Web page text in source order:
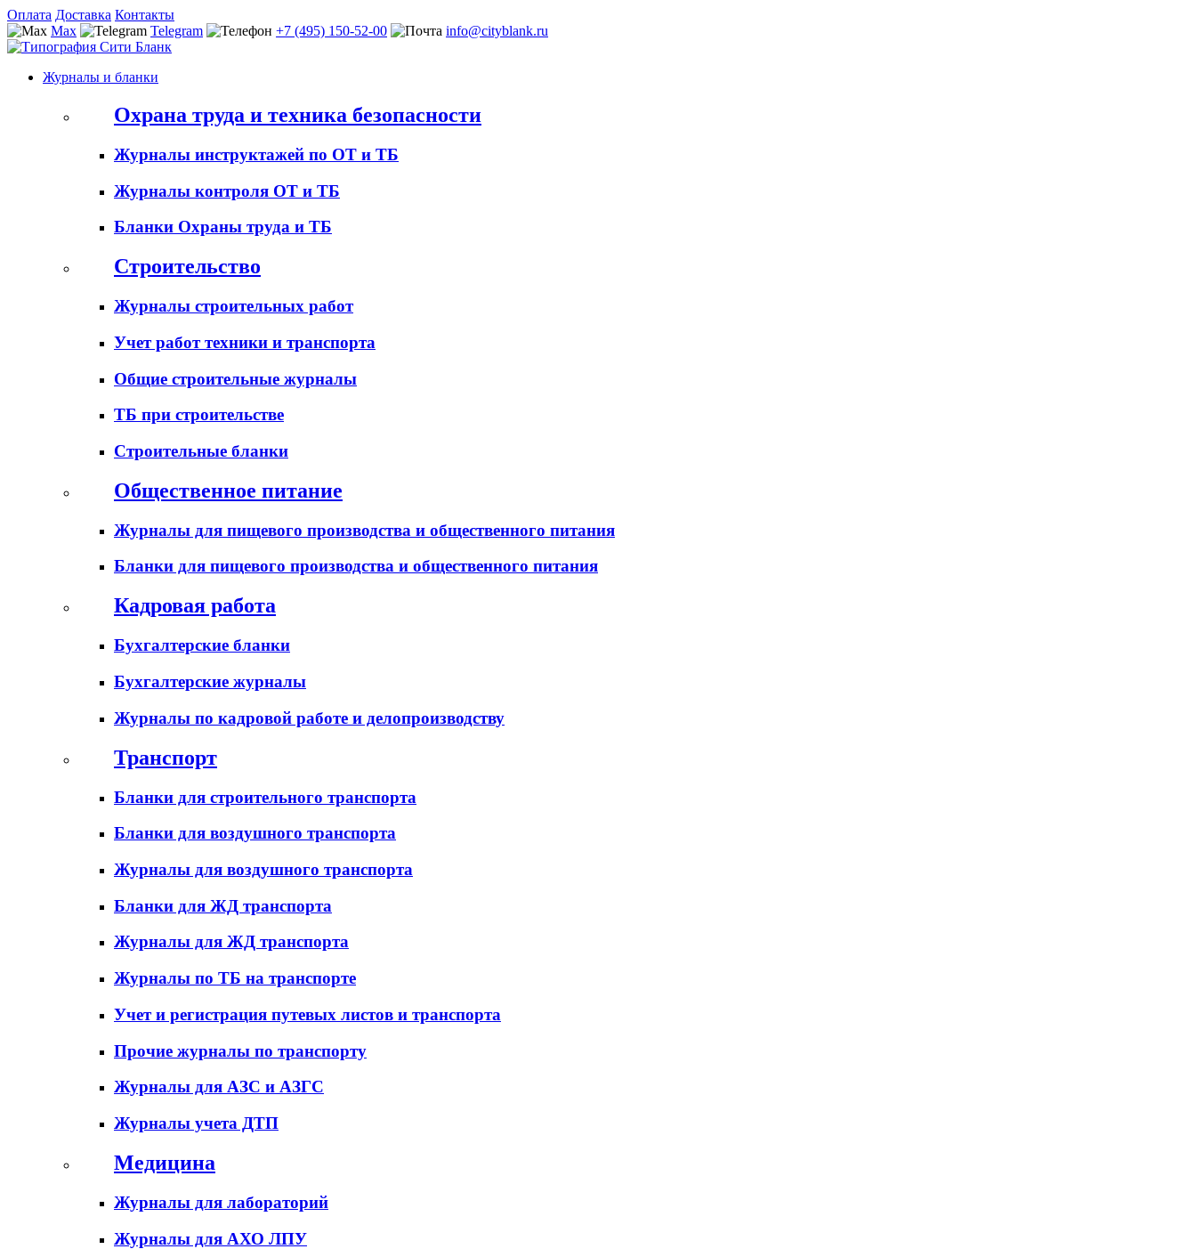
Оплата Доставка Контакты
Max
Telegram +7 (495) 150-52-00 info@cityblank.ru
Журналы и бланки
Охрана труда и техника безопасности
Журналы инструктажей по ОТ и ТБ
Журналы контроля ОТ и ТБ
Бланки Охраны труда и ТБ
Строительство
Журналы строительных работ
Учет работ техники и транспорта
Общие строительные журналы
ТБ при строительстве
Строительные бланки
Общественное питание
Журналы для пищевого производства и общественного питания
Бланки для пищевого производства и общественного питания
Кадровая работа
Бухгалтерские бланки
Бухгалтерские журналы
Журналы по кадровой работе и делопроизводству
Транспорт
Бланки для строительного транспорта
Бланки для воздушного транспорта
Журналы для воздушного транспорта
Бланки для ЖД транспорта
Журналы для ЖД транспорта
Журналы по ТБ на транспорте
Учет и регистрация путевых листов и транспорта
Прочие журналы по транспорту
Журналы для АЗС и АЗГС
Журналы учета ДТП
Медицина
Журналы для лабораторий
Журналы для АХО ЛПУ